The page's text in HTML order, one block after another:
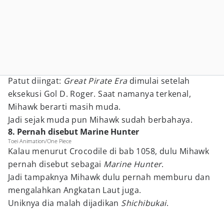
Patut diingat: Great Pirate Era dimulai setelah
eksekusi Gol D. Roger. Saat namanya terkenal,
Mihawk berarti masih muda.
Jadi sejak muda pun Mihawk sudah berbahaya.
8. Pernah disebut Marine Hunter
Toei Animation/One Piece
Kalau menurut Crocodile di bab 1058, dulu Mihawk
pernah disebut sebagai Marine Hunter.
Jadi tampaknya Mihawk dulu pernah memburu dan
mengalahkan Angkatan Laut juga.
Uniknya dia malah dijadikan Shichibukai.